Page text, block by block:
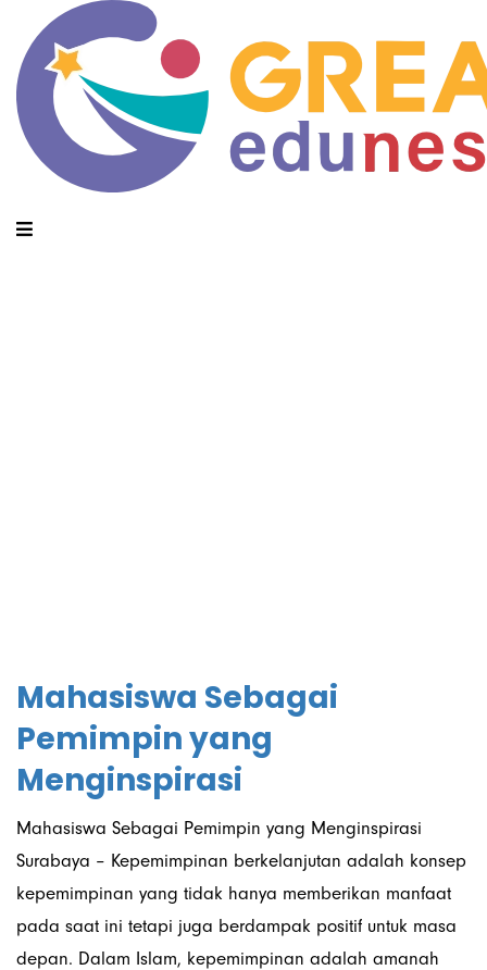
Mahasiswa Sebagai
Pemimpin yang
Menginspirasi
Mahasiswa Sebagai Pemimpin yang Menginspirasi
Surabaya – Kepemimpinan berkelanjutan adalah konsep
kepemimpinan yang tidak hanya memberikan manfaat
pada saat ini tetapi juga berdampak positif untuk masa
depan. Dalam Islam, kepemimpinan adalah amanah